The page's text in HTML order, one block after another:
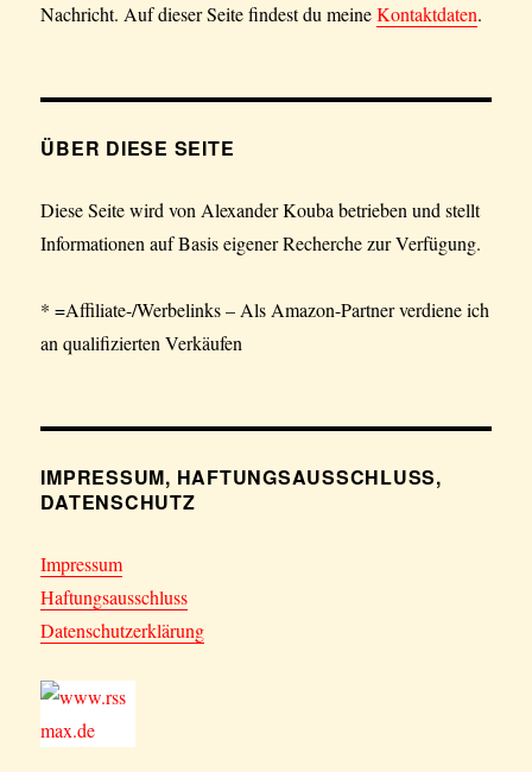
Nachricht. Auf dieser Seite findest du meineKontaktdaten.
ÜBER DIESE SEITE
Diese Seite wird von Alexander Kouba betrieben und stellt
Informationen auf Basis eigener Recherche zur Verfügung.
* =Affiliate-/Werbelinks – Als Amazon-Partner verdiene ich
an qualifizierten Verkäufen
IMPRESSUM, HAFTUNGSAUSSCHLUSS,
DATENSCHUTZ
Impressum
Haftungsausschluss
Datenschutzerklärung